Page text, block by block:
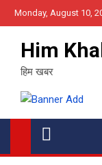
Skip
to
content
Monday, August 10,
Him
हिम खबर